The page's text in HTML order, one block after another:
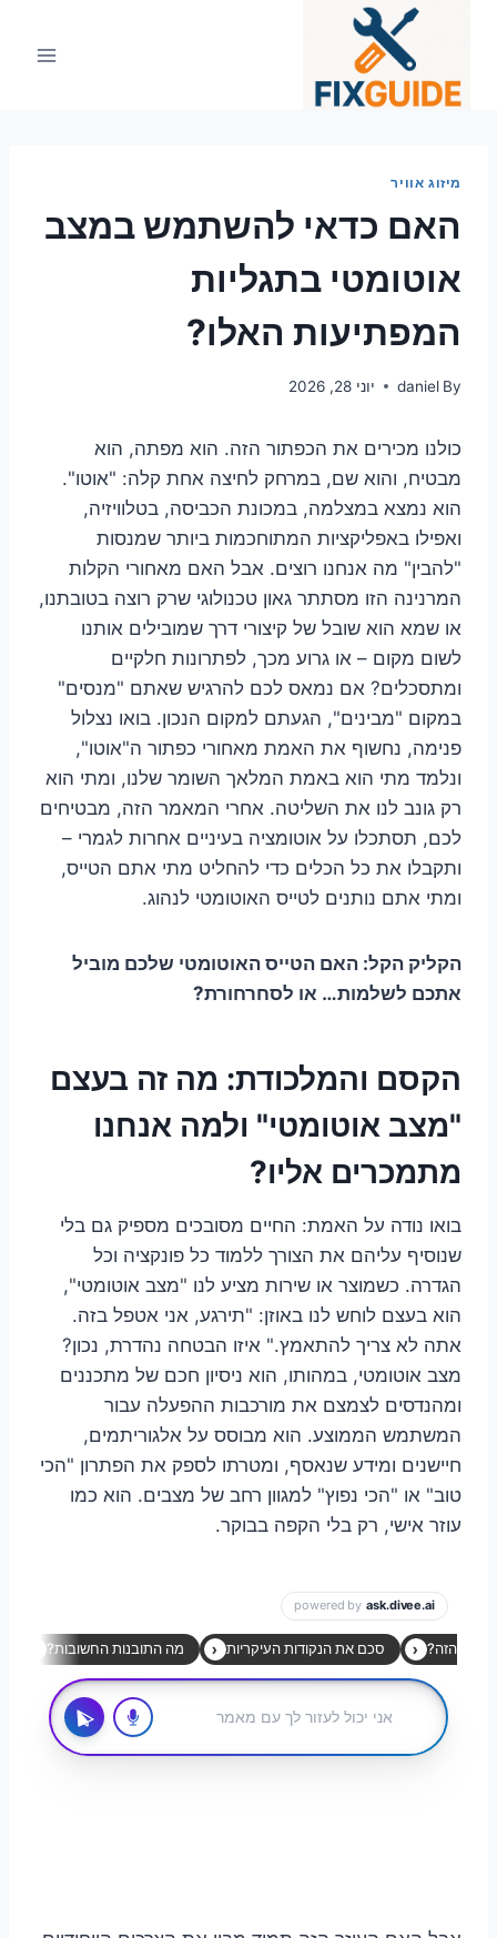
מיזוג אוויר
האם כדאי להשתמש במצב
אוטומטי בתגליות
המפתיעות האלו?
By
daniel יוני 28, 2026
כולנו מכירים את הכפתור הזה. הוא מפתה, הוא
מבטיח, והוא שם, במרחק לחיצה אחת קלה: "אוטו".
הוא נמצא במצלמה, במכונת הכביסה, בטלוויזיה,
ואפילו באפליקציות המתוחכמות ביותר שמנסות
"להבין" מה אנחנו רוצים. אבל האם מאחורי הקלות
המרנינה הזו מסתתר גאון טכנולוגי שרק רוצה בטובתנו,
או שמא הוא שובל של קיצורי דרך שמובילים אותנו
לשום מקום – או גרוע מכך, לפתרונות חלקיים
ומתסכלים? אם נמאס לכם להרגיש שאתם "מנסים"
במקום "מבינים", הגעתם למקום הנכון. בואו נצלול
פנימה, נחשוף את האמת מאחורי כפתור ה"אוטו",
ונלמד מתי הוא באמת המלאך השומר שלנו, ומתי הוא
רק גונב לנו את השליטה. אחרי המאמר הזה, מבטיחים
לכם, תסתכלו על אוטומציה בעיניים אחרות לגמרי –
ותקבלו את כל הכלים כדי להחליט מתי אתם הטייס,
ומתי אתם נותנים לטייס האוטומטי לנהוג.
הקליק הקל: האם הטייס האוטומטי שלכם מוביל
אתכם לשלמות… או לסחרחורת?
הקסם והמלכודת: מה זה בעצם
"מצב אוטומטי" ולמה אנחנו
מתמכרים אליו?
בואו נודה על האמת: החיים מסובכים מספיק גם בלי
שנוסיף עליהם את הצורך ללמוד כל פונקציה וכל
הגדרה. כשמוצר או שירות מציע לנו "מצב אוטומטי",
הוא בעצם לוחש לנו באוזן: "תירגע, אני אטפל בזה.
אתה לא צריך להתאמץ." איזו הבטחה נהדרת, נכון?
מצב אוטומטי, במהותו, הוא ניסיון חכם של מתכננים
ומהנדסים לצמצם את מורכבות ההפעלה עבור
המשתמש הממוצע. הוא מבוסס על אלגוריתמים,
חיישנים ומידע שנאסף, ומטרתו לספק את הפתרון "הכי
טוב" או "הכי נפוץ" למגוון רחב של מצבים. הוא כמו
עוזר אישי, רק בלי הקפה בבוקר.